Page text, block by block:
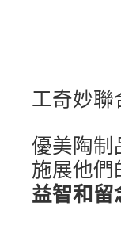
工奇妙聯
優美陶制
施展他們
益智和留